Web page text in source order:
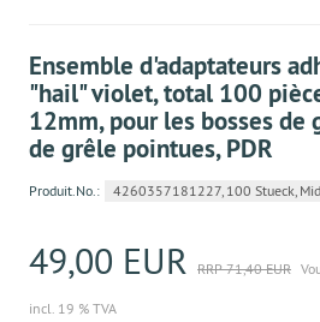
Ensemble d'adaptateurs
"hail" violet, total 100
12mm, pour les bosses de
de grêle pointues, PDR
Produit.No.: 4260357181227, 100 Stueck,
49,00 EUR RRP 71,40 EUR
incl. 19 % TVA